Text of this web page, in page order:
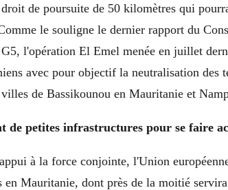
de poursuite de 50 kilomètres qui
le souligne le dernier rapport du
l'opération El Emel menée en juillet
avec pour objectif la neutralisation des
de Bassikounou en Mauritanie et
de petites infrastructures pour se faire
à la force conjointe, l'Union
en Mauritanie, dont près de la moitié